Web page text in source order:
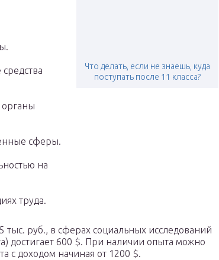
Что делать, если не знаешь, куда
поступать после 11 класса?
сферы.
на
труда.
тыс. руб., в сферах социальных исследований
достигает 600 $. При наличии опыта можно
с доходом начиная от 1200 $.